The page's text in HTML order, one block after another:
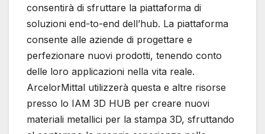
consentirà di sfruttare la piattaforma di
soluzioni end-to-end dell’hub. La piattaforma
consente alle aziende di progettare e
perfezionare nuovi prodotti, tenendo conto
delle loro applicazioni nella vita reale.
ArcelorMittal utilizzerà questa e altre risorse
presso lo IAM 3D HUB per creare nuovi
materiali metallici per la stampa 3D, sfruttando